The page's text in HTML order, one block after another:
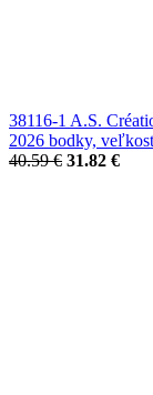
38116-1 A.S.
2026 bodky,
40.59 € 31.82 €